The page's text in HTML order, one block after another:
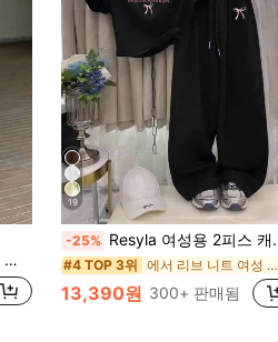
19
-25% Resyla 여성용 2피스 캐주얼 & 스포티 여름 의상
#4 TOP 3위 에서 리브 니트 여성 코디네이터
13,390원 300+ 판매됨